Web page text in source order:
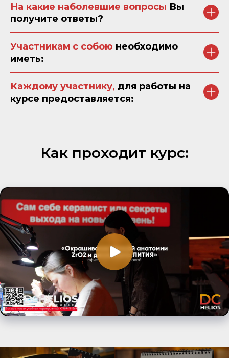
На какие наболевшие вопросы Вы
получите ответы?
Участникам с собою необходимо
иметь:
Каждому участнику, для работы на
курсе предоставляется:
Как проходит курс:
Контактная информация
Телефон для связи: +7-909-419-15-69
Екатерина
(руководитель отдела продаж)
г. Сочи, пос. Дагомыс, Гайдара
Instagram* Анны Акуловой
@akulova1990